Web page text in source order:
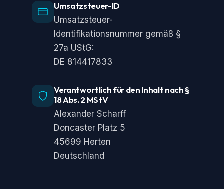
Umsatzsteuer-ID
Umsatzsteuer-
Identifikationsnummer gemäß §
27a UStG:
DE 814417833
Verantwortlich für den Inhalt nach §
18 Abs. 2 MStV
Alexander Scharff
Doncaster Platz 5
45699 Herten
Deutschland